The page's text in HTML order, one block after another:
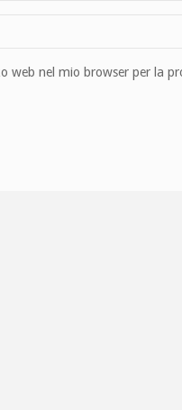
web nel mio browser per la